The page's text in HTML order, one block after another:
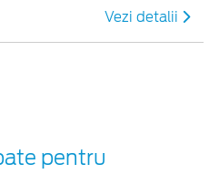
Vezi detalii
pentru